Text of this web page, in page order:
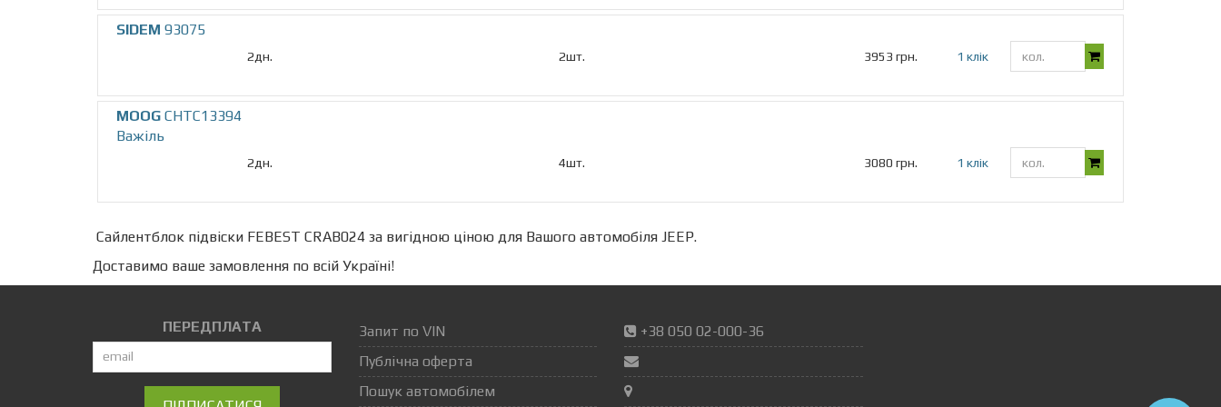
SIDEM 93075
2дн. 2шт. 3953 грн. 1 клік
MOOG CHTC13394
Важіль
2дн. 4шт. 3080 грн. 1 клік
Сайлентблок підвіски FEBEST CRAB024 за вигідною ціною для Вашого автомобіля JEEP.
Доставимо ваше замовлення по всій Україні!
ПЕРЕДПЛАТА
Запит по VIN
Публічна оферта
Пошук автомобілем
+38 050 02-000-36